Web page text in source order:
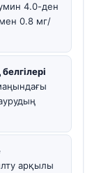
4.0-ден
0.8 мг/
арқылы